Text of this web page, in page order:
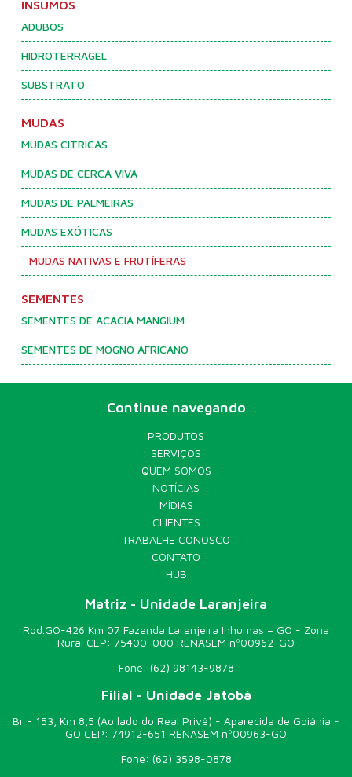
INSUMOS
ADUBOS
HIDROTERRAGEL
SUBSTRATO
MUDAS
MUDAS CITRICAS
MUDAS DE CERCA VIVA
MUDAS DE PALMEIRAS
MUDAS EXÓTICAS
MUDAS NATIVAS E FRUTÍFERAS
SEMENTES
SEMENTES DE ACACIA MANGIUM
SEMENTES DE MOGNO AFRICANO
Continue navegando
PRODUTOS
SERVIÇOS
QUEM SOMOS
NOTÍCIAS
MÍDIAS
CLIENTES
TRABALHE CONOSCO
CONTATO
HUB
Matriz - Unidade Laranjeira
Rod.GO-426 Km 07 Fazenda Laranjeira Inhumas – GO - Zona
Rural CEP: 75400-000 RENASEM nº00962-GO
Fone: (62) 98143-9878
Filial - Unidade Jatobá
Br - 153, Km 8,5 (Ao lado do Real Privê) - Aparecida de Goiânia -
GO CEP: 74912-651 RENASEM nº00963-GO
Fone: (62) 3598-0878